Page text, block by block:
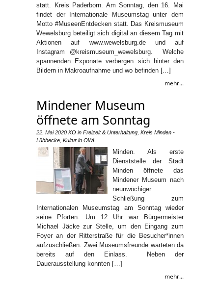
statt. Kreis Paderborn. Am Sonntag, den 16. Mai
findet der Internationale Museumstag unter dem
Motto #MuseenEntdecken statt. Das Kreismuseum
Wewelsburg beteiligt sich digital an diesem Tag mit
Aktionen auf www.wewelsburg.de und auf
Instagram @kreismuseum_wewelsburg. Welche
spannenden Exponate verbergen sich hinter den
Bildern in Makroaufnahme und wo befinden […]
mehr...
Mindener Museum
öffnete am Sonntag
22. Mai 2020 KO in Freizeit & Unterhaltung Kreis Minden -
Lübbecke Kultur in OWL
Minden. Als erste
Dienststelle der Stadt
Minden öffnete das
Mindener Museum nach
neunwöchiger
Schließung zum
Internationalen Museumstag am Sonntag wieder
seine Pforten. Um 12 Uhr war Bürgermeister
Michael Jäcke zur Stelle, um den Eingang zum
Foyer an der Ritterstraße für die Besucher*innen
aufzuschließen. Zwei Museumsfreunde warteten da
bereits auf den Einlass. Neben der
Dauerausstellung konnten […]
mehr...